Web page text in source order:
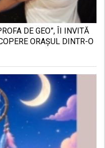
DE GEO”, ÎI INVITĂ
ORAȘUL DINTR-O